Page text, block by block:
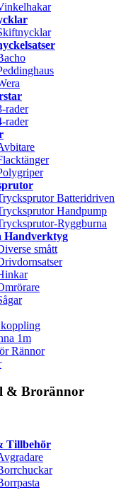
rader
rader
Batteridriven
Handpump
Ryggburna
Handverktyg
smått
1m
Rännor
& Brorännor
Tillbehör